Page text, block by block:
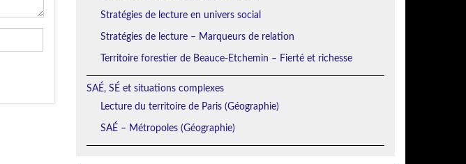
Stratégies de lecture en univers social
Stratégies de lecture – Marqueurs de relation
Territoire forestier de Beauce-Etchemin – Fierté et richesse
SAÉ, SÉ et situations complexes
Lecture du territoire de Paris (Géographie)
SAÉ – Métropoles (Géographie)